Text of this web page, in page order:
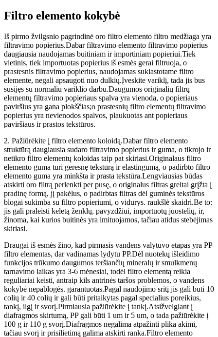
Filtro elemento kokybė
Iš pirmo žvilgsnio pagrindinė oro filtro elemento filtro medžiaga yra
filtravimo popierius.Dabar filtravimo elemento filtravimo popierius
daugiausia naudojamas buitiniam ir importiniam popieriui.Tiek
vietinis, tiek importuotas popierius iš esmės gerai filtruoja, o
prastesnis filtravimo popierius, naudojamas suklastotame filtro
elemente, negali apsaugoti nuo dulkių.Įveskite variklį, tada jis bus
susijęs su normaliu variklio darbu.Daugumos originalių filtrų
elementų filtravimo popieriaus spalva yra vienoda, o popieriaus
paviršius yra gana plokščias;o prastesnių filtro elementų filtravimo
popierius yra nevienodos spalvos, plaukuotas ant popieriaus
paviršiaus ir prastos tekstūros.
2. Pažiūrėkite į filtro elemento koloidą.Dabar filtro elemento
struktūrą daugiausia sudaro filtravimo popierius ir guma, o tikrojo ir
netikro filtro elementų koloidas taip pat skiriasi.Originalaus filtro
elemento guma turi geresnę tekstūrą ir elastingumą, o padirbto filtro
elemento guma yra minkšta ir prasta tekstūra.Lengviausias būdas
atskirti oro filtrą perlenkti per pusę, o originalus filtras greitai grįžta į
pradinę formą, jį pakėlus, o padirbtas filtras dėl guminės tekstūros
blogai sukimba su filtro popieriumi, o vidurys. raukšlė skaidri.Be to:
jis gali praleisti keletą ženklų, pavyzdžiui, importuotų juostelių, ir,
žinoma, kai kurios buitinės yra imituojamos, tačiau atidus stebėjimas
skiriasi.
Draugai iš esmės žino, kad pirmasis vandens valytuvo etapas yra PP
filtro elementas, dar vadinamas lydytu PP.Dėl nuotekų išleidimo
funkcijos trūkumo daugumos teršiančių mineralų ir smulkmenų
tarnavimo laikas yra 3-6 mėnesiai, todėl filtro elementą reikia
reguliariai keisti, antraip kils antrinės taršos problemos, o vandens
kokybė nepablogės. garantuotas.Pagal naudojimo sritį jis gali būti 10
colių ir 40 colių ir gali būti pritaikytas pagal specialius poreikius,
tankį, ilgį ir svorį.Pirmiausia pažiūrėkite į tankį.Atsižvelgiant į
diafragmos skirtumą, PP gali būti 1 um ir 5 um, o tada pažiūrėkite į
100 g ir 110 g svorį.Diafragmos negalima atpažinti plika akimi,
tačiau svorį ir prisilietimą galima atskirti ranka.Filtro elemento